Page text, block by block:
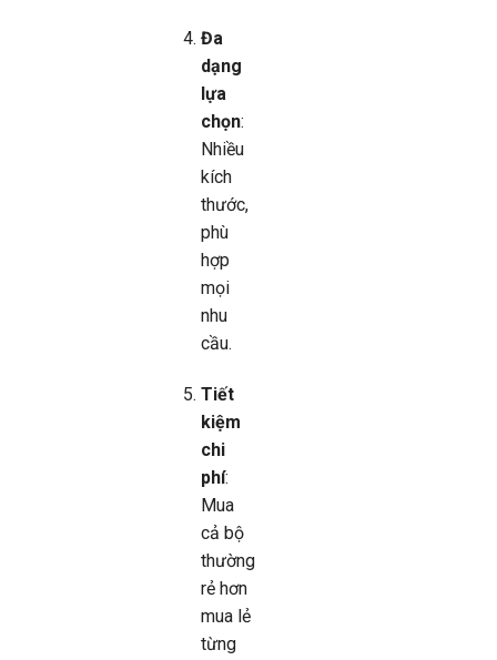
Đa
dạng
lựa
chọn:
Nhiều
kích
thước,
phù
hợp
mọi
nhu
cầu.
Tiết
kiệm
chi
phí:
Mua
cả bộ
thường
rẻ hơn
mua lẻ
từng